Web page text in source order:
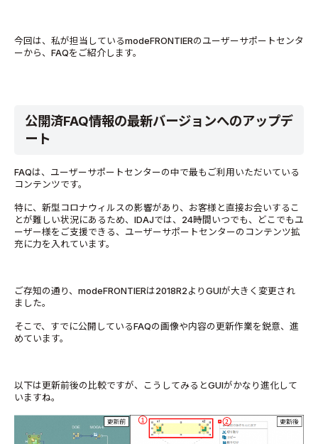
今回は、私が担当しているmodeFRONTIERのユーザーサポートセンタ
ーから、FAQをご紹介します。
公開済FAQ情報の最新バージョンへのアップデ
ート
FAQは、ユーザーサポートセンターの中で最もご利用いただいている
コンテンツです。
特に、新型コロナウィルスの影響があり、お客様と直接お会いするこ
とが難しい状況にあるため、IDAJでは、24時間いつでも、どこでもユ
ーザー様をご支援できる、ユーザーサポートセンターのコンテンツ拡
充に力を入れています。
ご存知の通り、modeFRONTIERは2018R2よりGUIが大きく変更され
ました。
そこで、すでに公開しているFAQの画像や内容の更新作業を鋭意、進
めています。
以下は更新前後の比較ですが、こうしてみるとGUIがかなり進化して
いますね。